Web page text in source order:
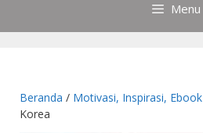
Menu
Beranda / Motivasi, Inspirasi, Ebook
Korea